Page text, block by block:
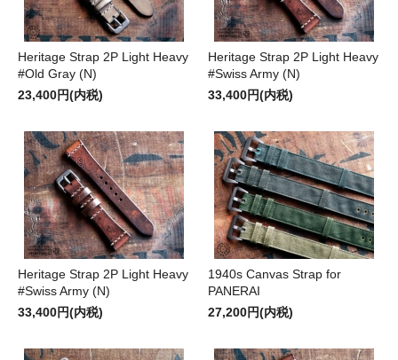
Heritage Strap 2P Light Heavy
#Old Gray (N)
23,400円(内税)
Heritage Strap 2P Light Heavy
#Swiss Army (N)
33,400円(内税)
Heritage Strap 2P Light Heavy
#Swiss Army (N)
33,400円(内税)
1940s Canvas Strap for
PANERAI
27,200円(内税)